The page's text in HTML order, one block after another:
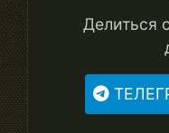
Делиться